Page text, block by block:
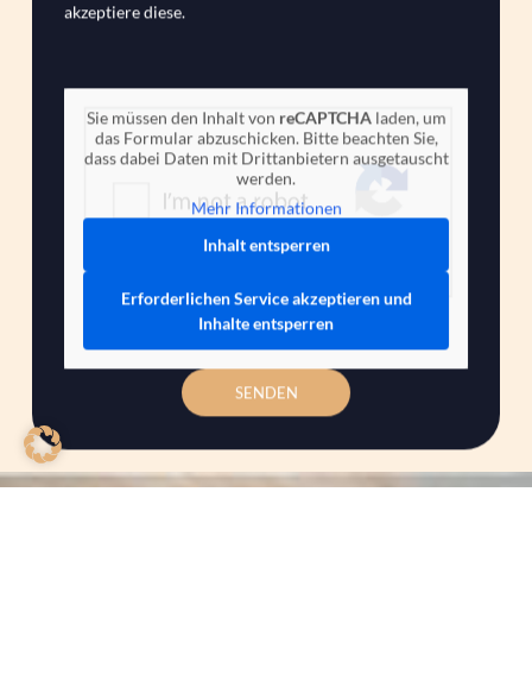
akzeptiere diese.
Sie müssen den Inhalt von reCAPTCHAladen, um
das Formular abzuschicken. Bitte beachten Sie,
dass dabei Daten mit Drittanbietern ausgetauscht
werden.
Mehr Informationen
Inhalt entsperren
Erforderlichen Service akzeptieren und
Inhalte entsperren
SENDEN